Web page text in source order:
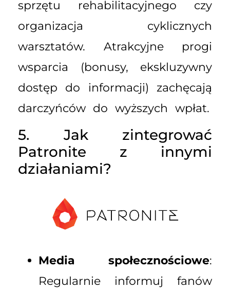
sprzętu rehabilitacyjnego czy
organizacja cyklicznych
warsztatów. Atrakcyjne progi
wsparcia (bonusy, ekskluzywny
dostęp do informacji) zachęcają
darczyńców do wyższych wpłat.
5. Jak zintegrować
Patronite z innymi
działaniami?
Media społecznościowe:
Regularnie informuj fanów